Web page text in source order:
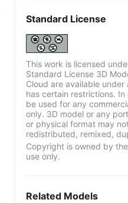
Standard License
This work is licensed
Standard License 3D
Cloud are available
has certain restrictions.
be used for any
only. 3D model or any
or physical format may
redistributed, remixed,
Copyright is owned by
use only.
Related Models